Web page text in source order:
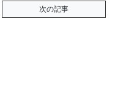
次の記事